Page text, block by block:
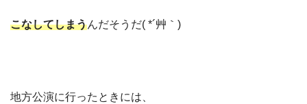
こなしてしまうんだそうだ( *´艸｀)
地方公演に行ったときには、